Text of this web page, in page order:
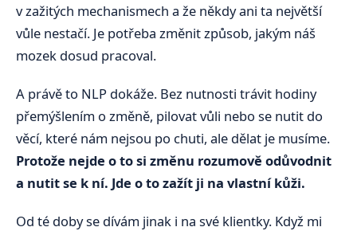
v zažitých mechanismech a že někdy ani ta největší
vůle nestačí. Je potřeba změnit způsob, jakým náš
mozek dosud pracoval.
A právě to NLP dokáže. Bez nutnosti trávit hodiny
přemýšlením o změně, pilovat vůli nebo se nutit do
věcí, které nám nejsou po chuti, ale dělat je musíme.
Protože nejde o to si změnu rozumově odůvodnit
a nutit se k ní. Jde o to zažít ji na vlastní kůži.
Od té doby se dívám jinak i na své klientky. Když mi